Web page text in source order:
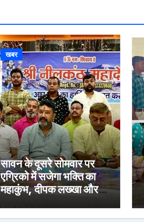
खबर
सावन के दूसरे सोमवार पर
एग्रिको में सजेगा भक्ति का
महाकुंभ, दीपक लख्खा और
संध्या होगी आकर्षण